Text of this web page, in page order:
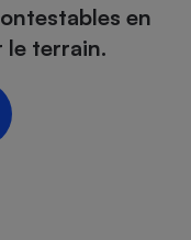
en
le terrain.
- Hygiène
- Crédit
- Fiscalité
routière
technique -
détachée
casque audio
Crédit immobilier
tondeuse
de retraite